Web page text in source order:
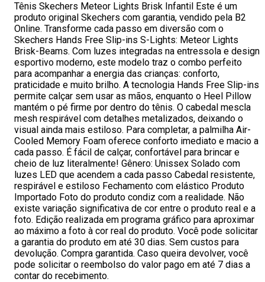
Tênis Skechers Meteor Lights Brisk Infantil Este é um
produto original Skechers com garantia, vendido pela B2
Online. Transforme cada passo em diversão com o
Skechers Hands Free Slip-ins S-Lights: Meteor Lights
Brisk-Beams. Com luzes integradas na entressola e design
esportivo moderno, este modelo traz o combo perfeito
para acompanhar a energia das crianças: conforto,
praticidade e muito brilho. A tecnologia Hands Free Slip-ins
permite calçar sem usar as mãos, enquanto o Heel Pillow
mantém o pé firme por dentro do tênis. O cabedal mescla
mesh respirável com detalhes metalizados, deixando o
visual ainda mais estiloso. Para completar, a palmilha Air-
Cooled Memory Foam oferece conforto imediato e macio a
cada passo. É fácil de calçar, confortável para brincar e
cheio de luz literalmente! Gênero: Unissex Solado com
luzes LED que acendem a cada passo Cabedal resistente,
respirável e estiloso Fechamento com elástico Produto
Importado Foto do produto condiz com a realidade. Não
existe variação significativa de cor entre o produto real e a
foto. Edição realizada em programa gráfico para aproximar
ao máximo a foto à cor real do produto. Você pode solicitar
a garantia do produto em até 30 dias. Sem custos para
devolução. Compra garantida. Caso queira devolver, você
pode solicitar o reembolso do valor pago em até 7 dias a
contar do recebimento.